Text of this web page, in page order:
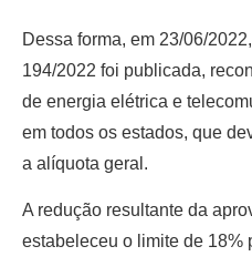
Dessa forma, em 23/06/
194/2022 foi publicada,
de energia elétrica e
em todos os estados, que
a alíquota geral.
A redução resultante da
estabeleceu o limite de 18%